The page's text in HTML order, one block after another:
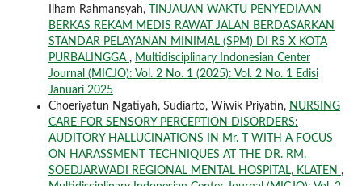
Ilham Rahmansyah,
TINJAUAN WAKTU PENYEDIAAN
BERKAS REKAM MEDIS RAWAT JALAN BERDASARKAN
STANDAR PELAYANAN MINIMAL (SPM) DI RS X KOTA
PURBALINGGA , Multidisciplinary Indonesian Center
Journal (MICJO): Vol. 2 No. 1 (2025): Vol. 2 No. 1 Edisi
Januari 2025
Choeriyatun Ngatiyah, Sudiarto, Wiwik Priyatin, NURSING
CARE FOR SENSORY PERCEPTION DISORDERS:
AUDITORY HALLUCINATIONS IN Mr. T WITH A FOCUS
ON HARASSMENT TECHNIQUES AT THE DR. RM.
SOEDJARWADI REGIONAL MENTAL HOSPITAL, KLATEN ,